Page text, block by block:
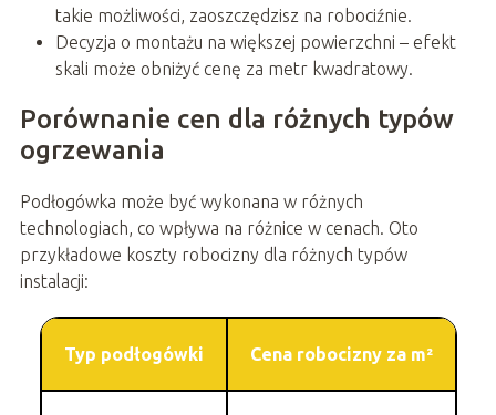
takie możliwości, zaoszczędzisz na robociźnie.
Decyzja o montażu na większej powierzchni – efekt
skali może obniżyć cenę za metr kwadratowy.
Porównanie cen dla różnych typów
ogrzewania
Podłogówka może być wykonana w różnych
technologiach, co wpływa na różnice w cenach. Oto
przykładowe koszty robocizny dla różnych typów
instalacji:
Typ podłogówki Cena robocizny za m²